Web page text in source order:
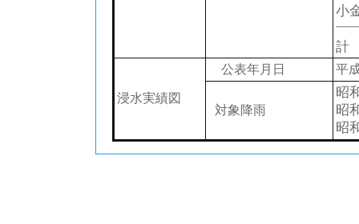
小
計
浸水実績図
公表年月日 平
対象降雨
昭
昭
昭